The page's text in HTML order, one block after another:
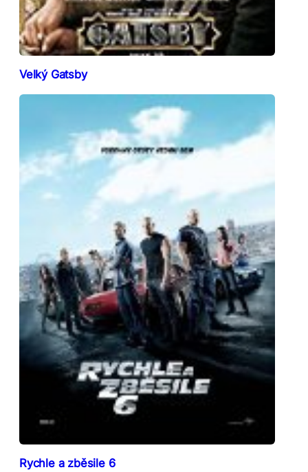
Velký Gatsby
Rychle a zběsile 6